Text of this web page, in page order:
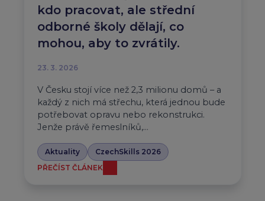
kdo pracovat, ale střední
odborné školy dělají, co
mohou, aby to zvrátily.
23. 3. 2026
V Česku stojí více než 2,3 milionu domů – a
každý z nich má střechu, která jednou bude
potřebovat opravu nebo rekonstrukci.
Jenže právě řemeslníků,…
Aktuality
CzechSkills 2026
PŘEČÍST ČLÁNEK